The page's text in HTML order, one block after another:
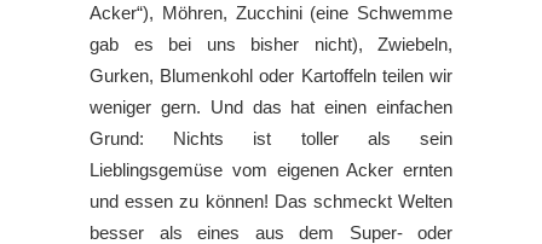
Acker“), Möhren, Zucchini (eine Schwemme
gab es bei uns bisher nicht), Zwiebeln,
Gurken, Blumenkohl oder Kartoffeln teilen wir
weniger gern. Und das hat einen einfachen
Grund: Nichts ist toller als sein
Lieblingsgemüse vom eigenen Acker ernten
und essen zu können! Das schmeckt Welten
besser als eines aus dem Super- oder